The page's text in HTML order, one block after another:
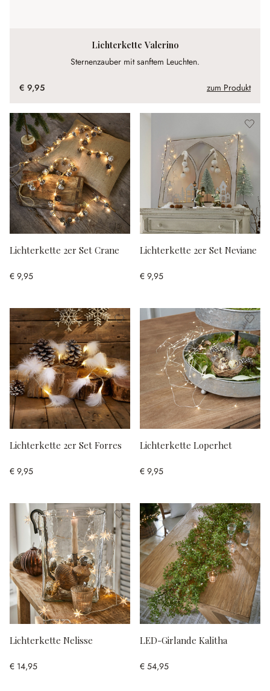
Lichterkette Valerino
Sternenzauber mit sanftem Leuchten.
€ 9,95 zum Produkt
Lichterkette 2er Set Crane
€ 9,95
Lichterkette 2er Set Neviane
€ 9,95
Lichterkette 2er Set Forres
€ 9,95
Lichterkette Loperhet
€ 9,95
Lichterkette Nelisse
€ 14,95
LED-Girlande Kalitha
€ 54,95